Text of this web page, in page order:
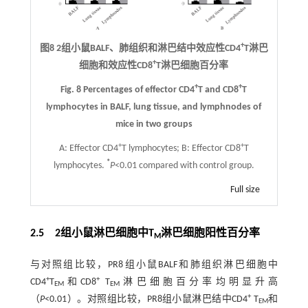
图8 2组小鼠BALF、肺组织和淋巴结中效应性CD4+T淋巴
细胞和效应性CD8+T淋巴细胞百分率
Fig. 8 Percentages of effector CD4+T and CD8+T
lymphocytes in BALF, lung tissue, and lymphnodes of
mice in two groups
A: Effector CD4+T lymphocytes; B: Effector CD8+T
lymphocytes. *P<0.01 compared with control group.
Full size
2.5 2组小鼠淋巴细胞中T M淋巴细胞阳性百分率
与对照组比较，PR8组小鼠BALF和肺组织淋巴细胞中
CD4+TEM和CD8+TEM 淋巴细胞百分率均明显升高
（P<0.01）。对照组比较，PR8组小鼠淋巴结中CD4+TEM和